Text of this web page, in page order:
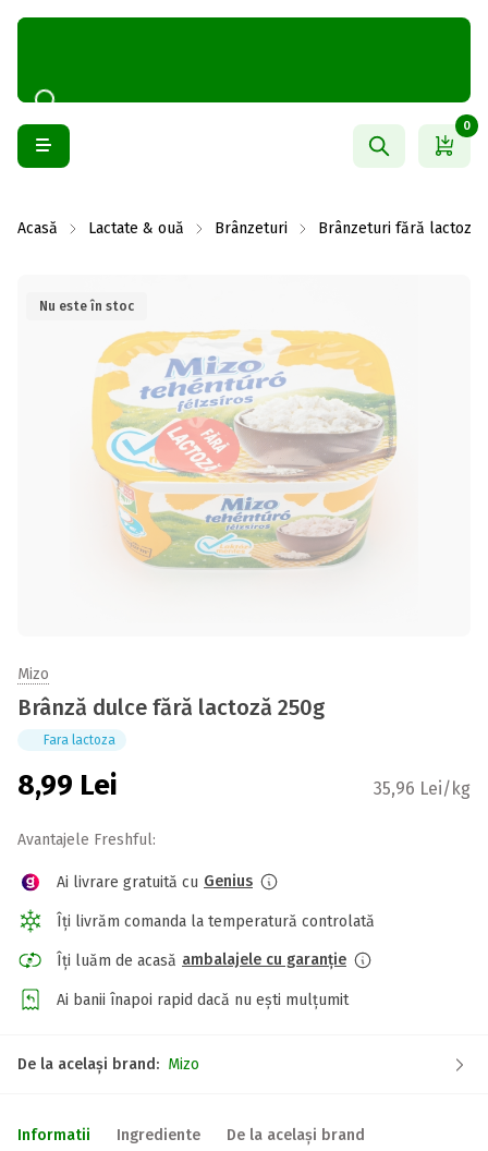
0
Acasă Lactate & ouă Brânzeturi Brânzeturi fără lactoză
Nu este în stoc
Mizo
Brânză dulce fără lactoză 250g
Fara lactoza
8,99 Lei 35,96 Lei/kg
Avantajele Freshful:
Ai livrare gratuită cu Genius
Îți livrăm comanda la temperatură controlată
Îți luăm de acasă ambalajele cu garanție
Ai banii înapoi rapid dacă nu ești mulțumit
De la același brand: Mizo
Informatii Ingrediente De la același brand